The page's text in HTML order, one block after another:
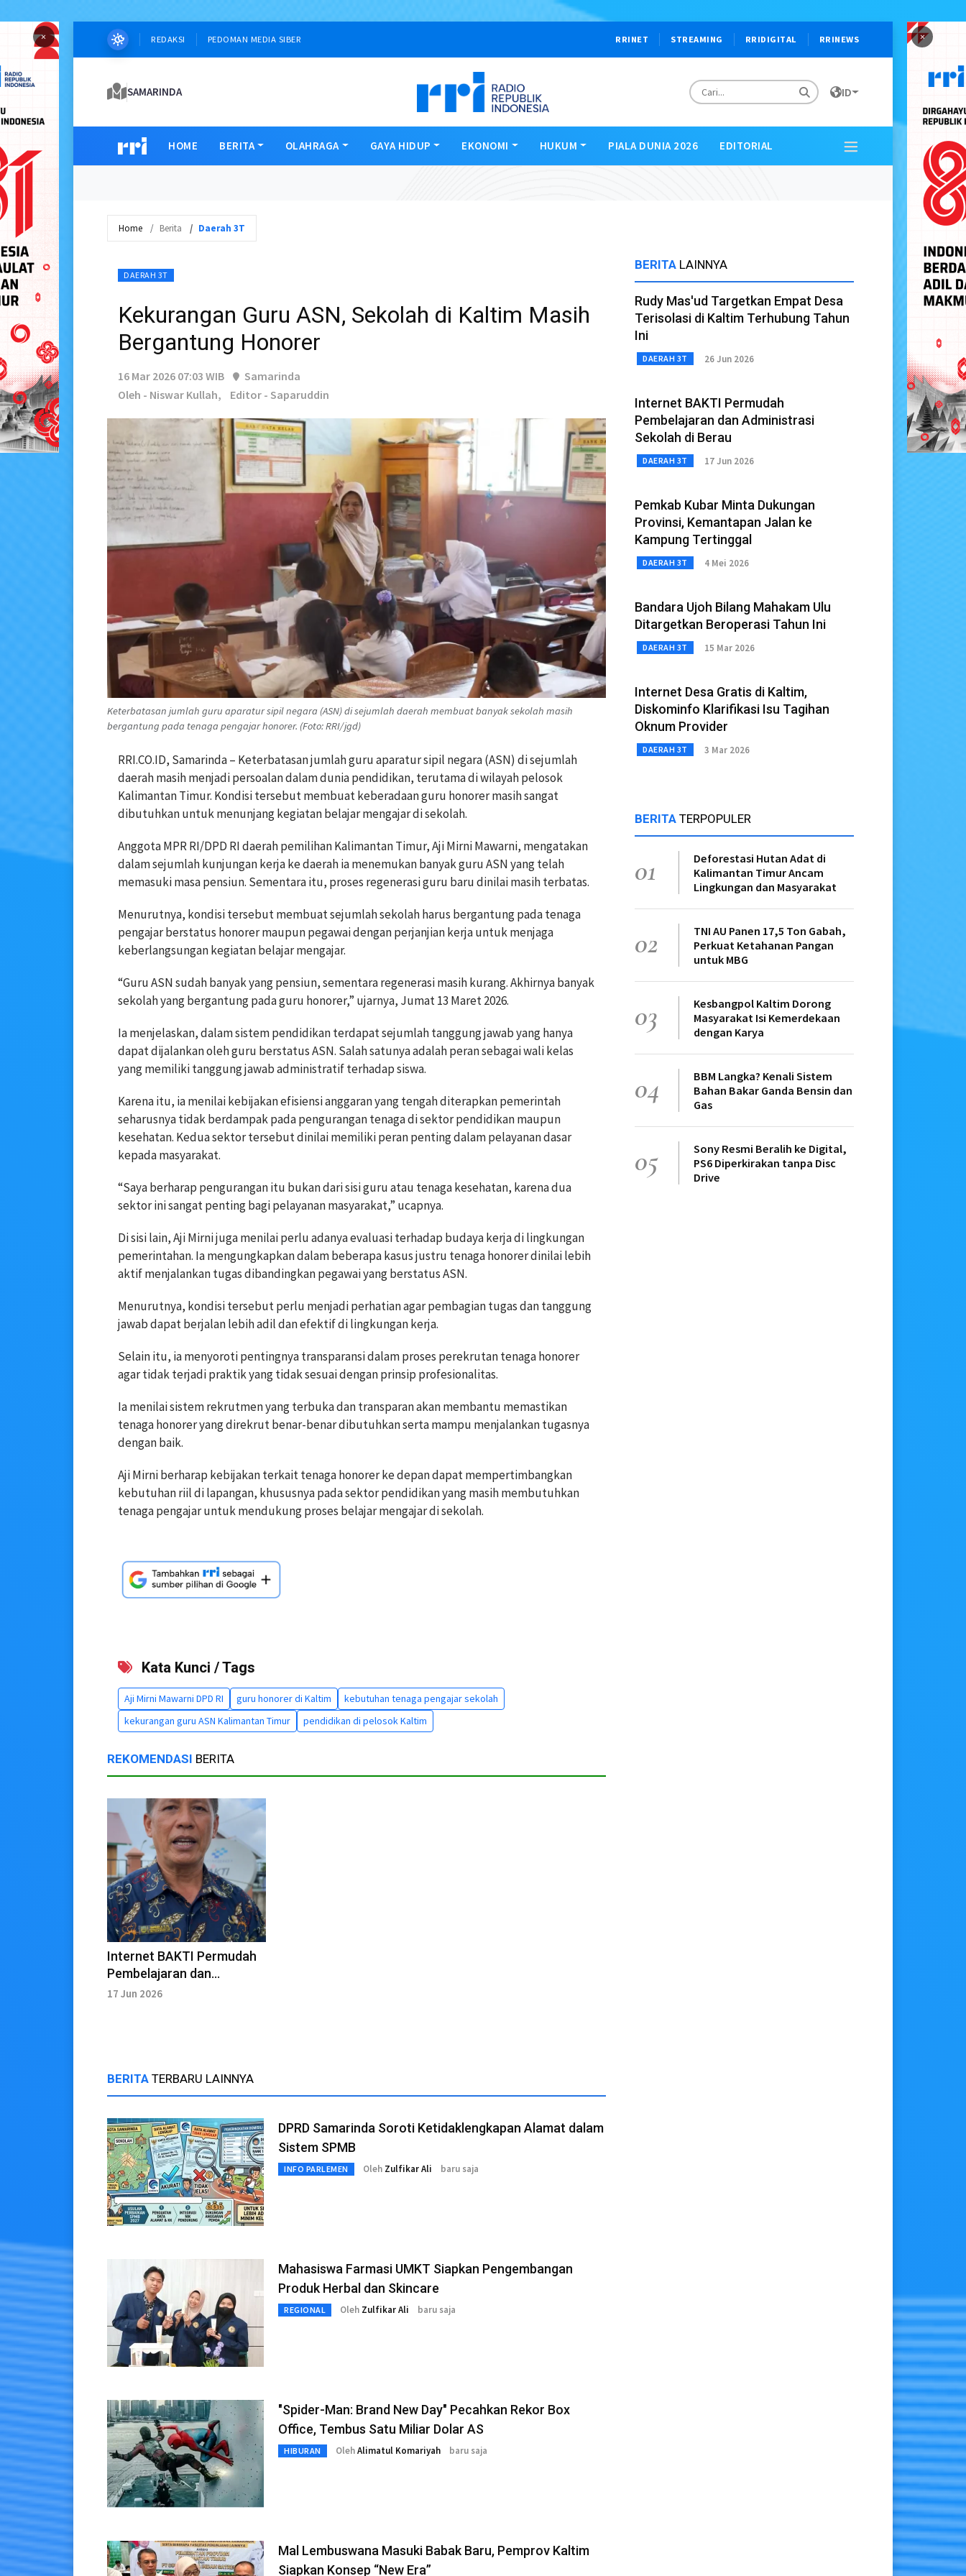
× ×
REDAKSI PEDOMAN MEDIA SIBER RRINET STREAMING RRIDIGITAL RRINEWS
SAMARINDA ID
HOME BERITA OLAHRAGA GAYA HIDUP EKONOMI HUKUM PIALA DUNIA 2026 EDITORIAL
Home Berita Daerah 3T
DAERAH 3T
Kekurangan Guru ASN, Sekolah di Kaltim Masih
Bergantung Honorer
16 Mar 2026 07:03 WIB
Samarinda
Oleh - Niswar Kullah,
Editor - Saparuddin
Keterbatasan jumlah guru aparatur sipil negara (ASN) di sejumlah daerah membuat banyak sekolah masih
bergantung pada tenaga pengajar honorer. (Foto: RRI/jgd)
RRI.CO.ID, Samarinda – Keterbatasan jumlah guru aparatur sipil negara (ASN) di sejumlah
daerah masih menjadi persoalan dalam dunia pendidikan, terutama di wilayah pelosok
Kalimantan Timur. Kondisi tersebut membuat keberadaan guru honorer masih sangat
dibutuhkan untuk menunjang kegiatan belajar mengajar di sekolah.
Anggota MPR RI/DPD RI daerah pemilihan Kalimantan Timur, Aji Mirni Mawarni, mengatakan
dalam sejumlah kunjungan kerja ke daerah ia menemukan banyak guru ASN yang telah
memasuki masa pensiun. Sementara itu, proses regenerasi guru baru dinilai masih terbatas.
Menurutnya, kondisi tersebut membuat sejumlah sekolah harus bergantung pada tenaga
pengajar berstatus honorer maupun pegawai dengan perjanjian kerja untuk menjaga
keberlangsungan kegiatan belajar mengajar.
“Guru ASN sudah banyak yang pensiun, sementara regenerasi masih kurang. Akhirnya banyak
sekolah yang bergantung pada guru honorer,” ujarnya, Jumat 13 Maret 2026.
Ia menjelaskan, dalam sistem pendidikan terdapat sejumlah tanggung jawab yang hanya
dapat dijalankan oleh guru berstatus ASN. Salah satunya adalah peran sebagai wali kelas
yang memiliki tanggung jawab administratif terhadap siswa.
Karena itu, ia menilai kebijakan efisiensi anggaran yang tengah diterapkan pemerintah
seharusnya tidak berdampak pada pengurangan tenaga di sektor pendidikan maupun
kesehatan. Kedua sektor tersebut dinilai memiliki peran penting dalam pelayanan dasar
kepada masyarakat.
“Saya berharap pengurangan itu bukan dari sisi guru atau tenaga kesehatan, karena dua
sektor ini sangat penting bagi pelayanan masyarakat,” ucapnya.
Di sisi lain, Aji Mirni juga menilai perlu adanya evaluasi terhadap budaya kerja di lingkungan
pemerintahan. Ia mengungkapkan dalam beberapa kasus justru tenaga honorer dinilai lebih
aktif menjalankan tugas dibandingkan pegawai yang berstatus ASN.
Menurutnya, kondisi tersebut perlu menjadi perhatian agar pembagian tugas dan tanggung
jawab dapat berjalan lebih adil dan efektif di lingkungan kerja.
Selain itu, ia menyoroti pentingnya transparansi dalam proses perekrutan tenaga honorer
agar tidak terjadi praktik yang tidak sesuai dengan prinsip profesionalitas.
Ia menilai sistem rekrutmen yang terbuka dan transparan akan membantu memastikan
tenaga honorer yang direkrut benar-benar dibutuhkan serta mampu menjalankan tugasnya
dengan baik.
Aji Mirni berharap kebijakan terkait tenaga honorer ke depan dapat mempertimbangkan
kebutuhan riil di lapangan, khususnya pada sektor pendidikan yang masih membutuhkan
tenaga pengajar untuk mendukung proses belajar mengajar di sekolah.
Kata Kunci / Tags
Aji Mirni Mawarni DPD RI guru honorer di Kaltim
kebutuhan tenaga pengajar sekolah
kekurangan guru ASN Kalimantan Timur
pendidikan di pelosok Kaltim
REKOMENDASI BERITA
Internet BAKTI Permudah
Pembelajaran dan
Administrasi Sekolah di
17 Jun 2026
BERITA TERBARU LAINNYA
DPRD Samarinda Soroti Ketidaklengkapan Alamat dalam
Sistem SPMB
INFO PARLEMEN Oleh Zulfikar Ali baru saja
Mahasiswa Farmasi UMKT Siapkan Pengembangan
Produk Herbal dan Skincare
REGIONAL Oleh Zulfikar Ali baru saja
"Spider-Man: Brand New Day" Pecahkan Rekor Box
Office, Tembus Satu Miliar Dolar AS
HIBURAN OlehAlimatul Komariyah baru saja
Mal Lembuswana Masuki Babak Baru, Pemprov Kaltim
Siapkan Konsep “New Era”
BERITA LAINNYA
Rudy Mas'ud Targetkan Empat Desa
Terisolasi di Kaltim Terhubung Tahun
Ini
DAERAH 3T 26 Jun 2026
Internet BAKTI Permudah
Pembelajaran dan Administrasi
Sekolah di Berau
DAERAH 3T 17 Jun 2026
Pemkab Kubar Minta Dukungan
Provinsi, Kemantapan Jalan ke
Kampung Tertinggal
DAERAH 3T 4 Mei 2026
Bandara Ujoh Bilang Mahakam Ulu
Ditargetkan Beroperasi Tahun Ini
DAERAH 3T 15 Mar 2026
Internet Desa Gratis di Kaltim,
Diskominfo Klarifikasi Isu Tagihan
Oknum Provider
DAERAH 3T 3 Mar 2026
BERITA TERPOPULER
01
Deforestasi Hutan Adat di
Kalimantan Timur Ancam
Lingkungan dan Masyarakat
02
TNI AU Panen 17,5 Ton Gabah,
Perkuat Ketahanan Pangan
untuk MBG
03
Kesbangpol Kaltim Dorong
Masyarakat Isi Kemerdekaan
dengan Karya
04
BBM Langka? Kenali Sistem
Bahan Bakar Ganda Bensin dan
Gas
05
Sony Resmi Beralih ke Digital,
PS6 Diperkirakan tanpa Disc
Drive